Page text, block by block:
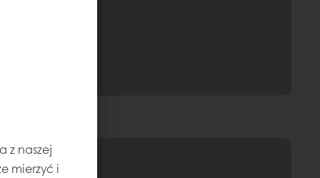
z naszej
mierzyć i